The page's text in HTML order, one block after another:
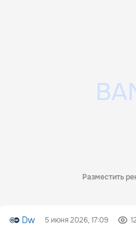
Разместить
Dw 5 июня 2026, 17:09